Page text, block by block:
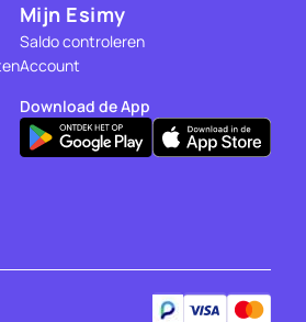
Mijn Esimy
Saldo controleren
Account
Download de App